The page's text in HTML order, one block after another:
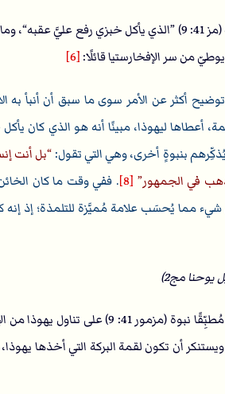
ويستخدم ق. كيرلس الإسكندريّ نبوة (مز 41: 9) ”الذي
من سر الإفخارستيا قائلًا: [6]
أكثر عن الأمر سوى ما سبق أن أنبأ به
أعطاها ليهوذا، مبينًا أنه هو الذي كان
بنبوةٍ أخرى، وهي التي تقول: بل أنت
نذهب في الجمهور [8]
. ففي وقت ما كان
مما يُحسَب علامة مُميَّزة للتلمذة؛ إذ إنه
يوحنا مج2)
ويستطرد ق. كيرلس في نفس السياق
أن تكون لقمة البركة التي أخذها